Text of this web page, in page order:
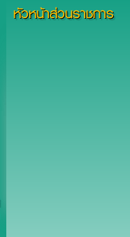
หัวหน้าส่วนราชการ